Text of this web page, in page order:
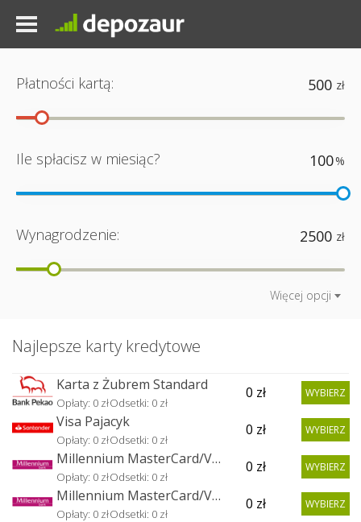
Płatności kartą:
Ile spłacisz w miesiąc?
Wynagrodzenie:
Więcej opcji
Najlepsze karty kredytowe
Karta z Żubrem Standard
Opłaty: 0 złOdsetki: 0 zł
0 zł WYBIERZ
Visa Pajacyk
Opłaty: 0 złOdsetki: 0 zł
0 zł WYBIERZ
Millennium MasterCard/Visa Impresja
Opłaty: 0 złOdsetki: 0 zł
0 zł WYBIERZ
Millennium MasterCard/Visa
Opłaty: 0 złOdsetki: 0 zł
0 zł WYBIERZ